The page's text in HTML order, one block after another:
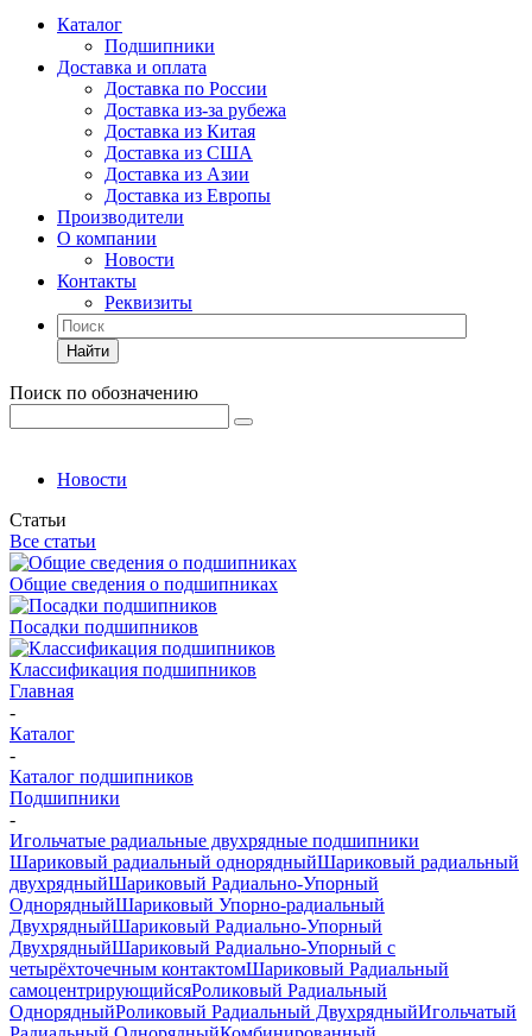
Каталог
Подшипники
Доставка и оплата
Доставка по России
Доставка из-за рубежа
Доставка из Китая
Доставка из США
Доставка из Азии
Доставка из Европы
Производители
О компании
Новости
Контакты
Реквизиты
Найти
Поиск по обозначению
Новости
Статьи
Все статьи
Общие сведения о подшипниках
Посадки подшипников
Классификация подшипников
Главная
-
Каталог
-
Каталог подшипников
Подшипники
-
Игольчатые радиальные двухрядные подшипники
Шариковый радиальный однорядныйШариковый радиальный
двухрядныйШариковый Радиально-Упорный
ОднорядныйШариковый Упорно-радиальный
ДвухрядныйШариковый Радиально-Упорный
ДвухрядныйШариковый Радиально-Упорный с
четырёхточечным контактомШариковый Радиальный
самоцентрирующийсяРоликовый Радиальный
ОднорядныйРоликовый Радиальный ДвухрядныйИгольчатый